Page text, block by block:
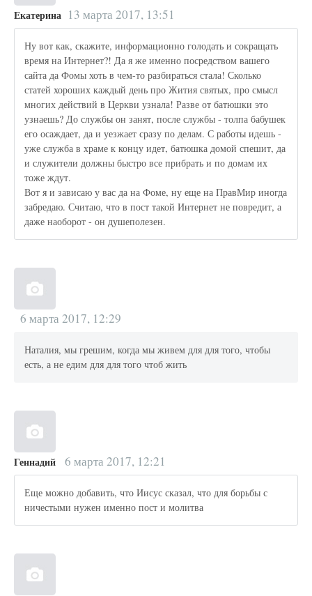
Екатерина 13 марта 2017, 13:51
Ну вот как, скажите, информационно голодать и сокращать
время на Интернет?! Да я же именно посредством вашего
сайта да Фомы хоть в чем-то разбираться стала! Сколько
статей хороших каждый день про Жития святых, про смысл
многих действий в Церкви узнала! Разве от батюшки это
узнаешь? До службы он занят, после службы - толпа бабушек
его осаждает, да и уезжает сразу по делам. С работы идешь -
уже служба в храме к концу идет, батюшка домой спешит, да
и служители должны быстро все прибрать и по домам их
тоже ждут.
Вот я и зависаю у вас да на Фоме, ну еще на ПравМир иногда
забредаю. Считаю, что в пост такой Интернет не повредит, а
даже наоборот - он душеполезен.
6 марта 2017, 12:29
Наталия, мы грешим, когда мы живем для для того, чтобы
есть, а не едим для для того чтоб жить
Геннадий 6 марта 2017, 12:21
Еще можно добавить, что Иисус сказал, что для борьбы с
ничестыми нужен именно пост и молитва